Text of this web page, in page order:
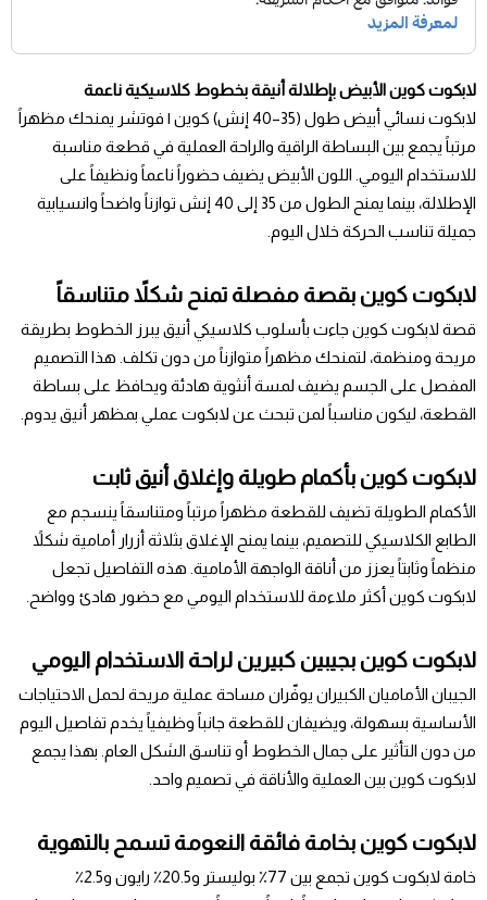
لابكوت كوين الأبيض بإطلالة أنيقة بخطوط كلاسيكية ناعمة
لابكوت نسائي أبيض طول (35–40 إنش) كوين | فوتشر يمنحك مظهراً
مرتباً يجمع بين البساطة الراقية والراحة العملية في قطعة مناسبة
للاستخدام اليومي. اللون الأبيض يضيف حضوراً ناعماً ونظيفاً على
الإطلالة، بينما يمنح الطول من 35 إلى 40 إنش توازناً واضحاً وانسيابية
جميلة تناسب الحركة خلال اليوم.
لابكوت كوين بقصة مفصلة تمنح شكلاً متناسقاً
قصة لابكوت كوين جاءت بأسلوب كلاسيكي أنيق يبرز الخطوط بطريقة
مريحة ومنظمة، لتمنحك مظهراً متوازناً من دون تكلف. هذا التصميم
المفصل على الجسم يضيف لمسة أنثوية هادئة ويحافظ على بساطة
القطعة، ليكون مناسباً لمن تبحث عن لابكوت عملي بمظهر أنيق يدوم.
لابكوت كوين بأكمام طويلة وإغلاق أنيق ثابت
الأكمام الطويلة تضيف للقطعة مظهراً مرتباً ومتناسقاً ينسجم مع
الطابع الكلاسيكي للتصميم، بينما يمنح الإغلاق بثلاثة أزرار أمامية شكلاً
منظماً وثابتاً يعزز من أناقة الواجهة الأمامية. هذه التفاصيل تجعل
لابكوت كوين أكثر ملاءمة للاستخدام اليومي مع حضور هادئ وواضح.
لابكوت كوين بجيبين كبيرين لراحة الاستخدام اليومي
الجيبان الأماميان الكبيران يوفّران مساحة عملية مريحة لحمل الاحتياجات
الأساسية بسهولة، ويضيفان للقطعة جانباً وظيفياً يخدم تفاصيل اليوم
من دون التأثير على جمال الخطوط أو تناسق الشكل العام. بهذا يجمع
لابكوت كوين بين العملية والأناقة في تصميم واحد.
لابكوت كوين بخامة فائقة النعومة تسمح بالتهوية
خامة لابكوت كوين تجمع بين 77٪ بوليستر و20.5٪ رايون و2.5٪